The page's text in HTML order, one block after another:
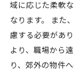
域に応じた柔軟
なります。 また
慮する必要があ
より、職場から
り、郊外の物件